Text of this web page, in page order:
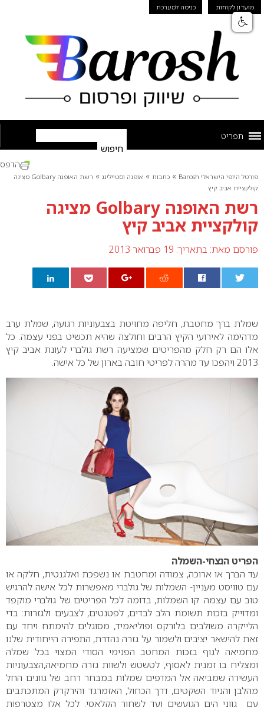
מועדון לקוחות כניסה למערכת
תפריט
פורטל היופי הישראלי Barosh » כתבות » אופנה וסטיילינג »
רשת האופנה Golbary מציגה
קולקציית אביב קיץ
רשת האופנה Golbary מציגה
קולקציית אביב קיץ
פורסם מאת: בתאריך: 19 פברואר 2013
הדפס
שמלת ברך מחטבת, חליפה מחויטת בצבעוניות רגועה, שמלת ערב
מדהימה לאירועי הקיץ הרבים וחולצה שהיא תכשיט בפני עצמה. כל
אלו הם רק חלק מהפריטים שמציעה רשת גולברי לעונת אביב קיץ
2013 ויהפכו עד מהרה לפריטי חובה בארון של כל אישה.
הפריט הנצחי-השמלה
עד הברך או ארוכה, צמודה ומחטבת או נשפכת ואלגנטית, חלקה או
עם טוויסט מעניין- השמלות של גולברי מאפשרות לכל אישה להרגיש
טוב עם עצמה. קו השמלות, בדומה לכל הפריטים של גולברי מוקפד
ומדוייק בזכות תשומת הלב לבדים, לפטנטים, לצבעים ולגזרות: בדי
הלייקרה משולבים בלורקס ופוליאמיד, מסוגלים להימתח ויחד עם
זאת להישאר יציבים ולשמור על גזרה נהדרת, התפירה הייחודית שלנו
מחמיאה לגוף בזכות המחטב הפנימי הסודי המצוי בכל שמלה
ומצליח בו זמנית לאסוף, לטשטש ולשוות גזרה מחמיאה,הצבעוניות
העשירה שמביאה אל המדפים שמלות במבחר רחב של גוונים החל
מהלבן והניוד השקטים, דרך הכחול, האזמרגד והירקרק המתכתבים
עם גווני הים הגועשים ועד לשחור הקלאסי. לכל אלו מצטרפות